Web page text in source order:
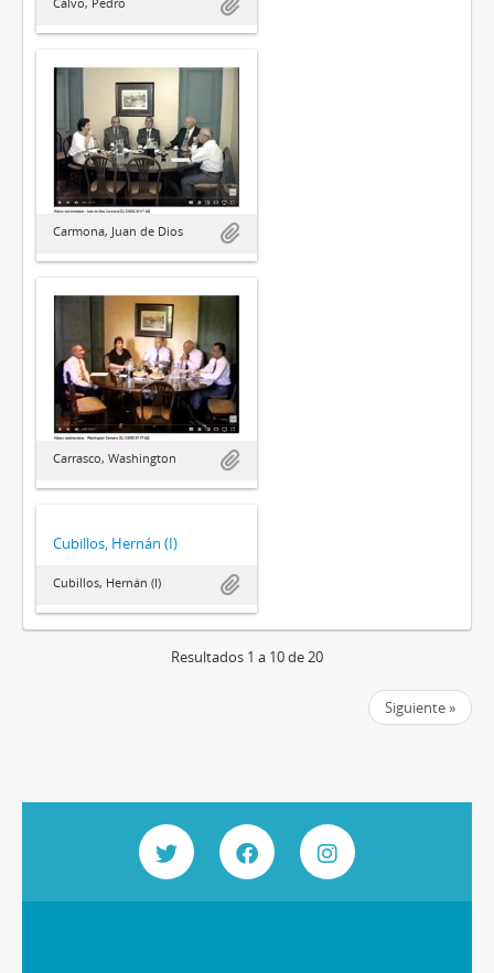
Carmona, Juan de Dios
Carrasco, Washington
Cubillos, Hernán (I)
Cubillos, Hernán (I)
Resultados 1 a 10 de 20
Siguiente »